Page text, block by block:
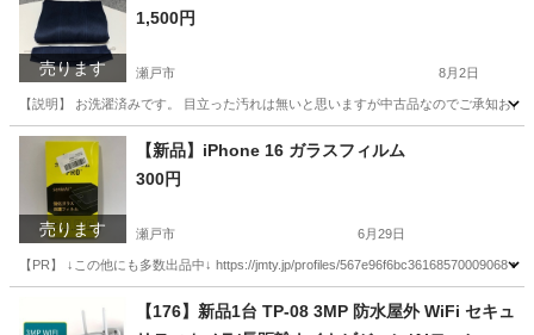
売ります
1,500円
瀬戸市 8月2日
【説明】 お洗濯済みです。 目立った汚れは無いと思いますが中古品なのでご承知お
愛知 瀬戸市 カーテン、ブラインド カーテン
売ります
【新品】iPhone 16 ガラスフィルム
300円
瀬戸市 6月29日
【PR】 ↓この他にも多数出品中↓ https://jmty.jp/profiles/567e96f6bc36168570009068
携帯アクセサリー
【176】新品1台 TP-08 3MP 防水屋外 WiFi セキュ